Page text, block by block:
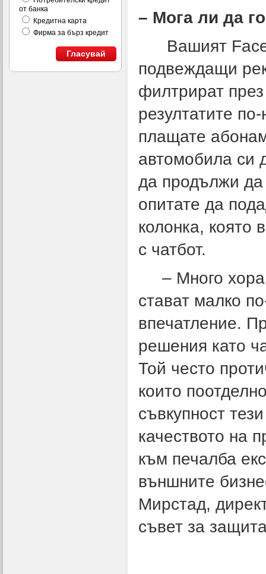
от банка
Кредитна карта
Фирма за бърз кредит
Гласувай
– Мога ли да
Вашият
подвеждащи
филтрират през
резултатите
плащате
автомобила си
да продължи да
опитате да
колонка, която
с чатбот.
– Много хора
стават малко
впечатление.
решения като
Той често
които
съвкупност
качеството на
към печалба
външните
Мирстад,
съвет за